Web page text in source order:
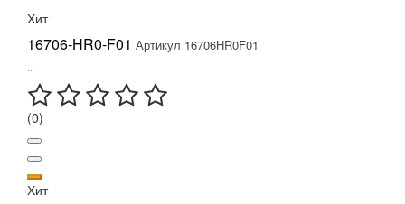
Хит
16706-HR0-F01 Артикул 16706HR0F01
(0)
Хит